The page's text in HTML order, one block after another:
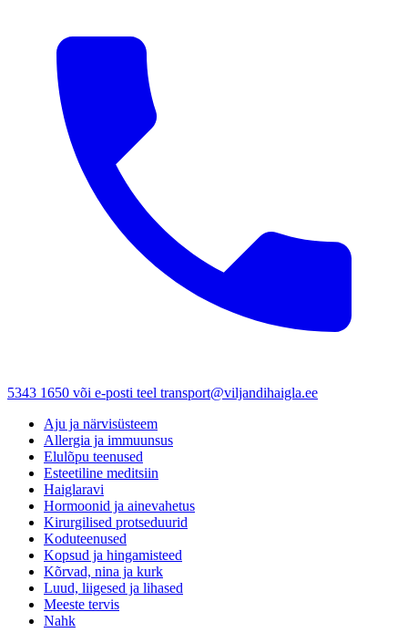
5343 1650 või e-posti teel transport@viljandihaigla.ee
Aju ja närvisüsteem
Allergia ja immuunsus
Elulõpu teenused
Esteetiline meditsiin
Haiglaravi
Hormoonid ja ainevahetus
Kirurgilised protseduurid
Koduteenused
Kopsud ja hingamisteed
Kõrvad, nina ja kurk
Luud, liigesed ja lihased
Meeste tervis
Nahk